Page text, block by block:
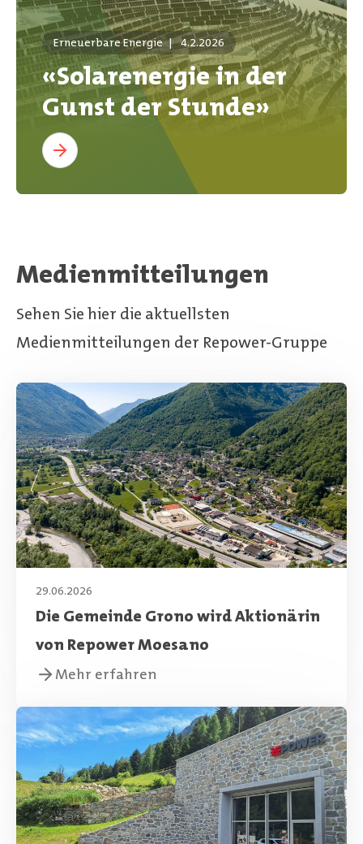
Erneuerbare Energie|4.2.2026
«Solarenergie in der
Gunst der Stunde»
Medienmitteilungen
Sehen Sie hier die aktuellsten
Medienmitteilungen der Repower-Gruppe
29.06.2026
Die Gemeinde Grono wird Aktionärin
von Repower Moesano
Mehr erfahren